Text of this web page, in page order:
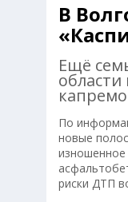
В
Ещё
По
новые
риски ДТП